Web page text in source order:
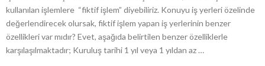
kullanılan işlemlere “fiktif işlem” diyebiliriz. Konuyu iş yerleri özelinde
değerlendirecek olursak, fiktif işlem yapan iş yerlerinin benzer
özellikleri var mıdır? Evet, aşağıda belirtilen benzer özelliklerle
karşılaşılmaktadır; Kuruluş tarihi 1 yıl veya 1 yıldan az …